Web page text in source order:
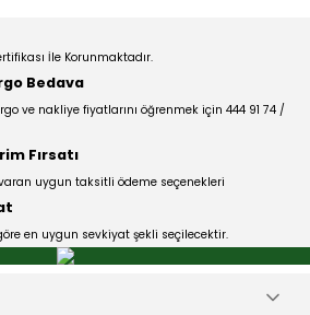
İle Korunmaktadır.
Bedava
ve nakliye fiyatlarını öğrenmek için 444 91 74 /
Fırsatı
uygun taksitli ödeme seçenekleri
en uygun sevkiyat şekli seçilecektir.